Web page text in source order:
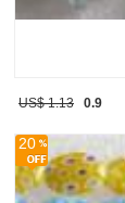
US$ 1.13 0.9
20